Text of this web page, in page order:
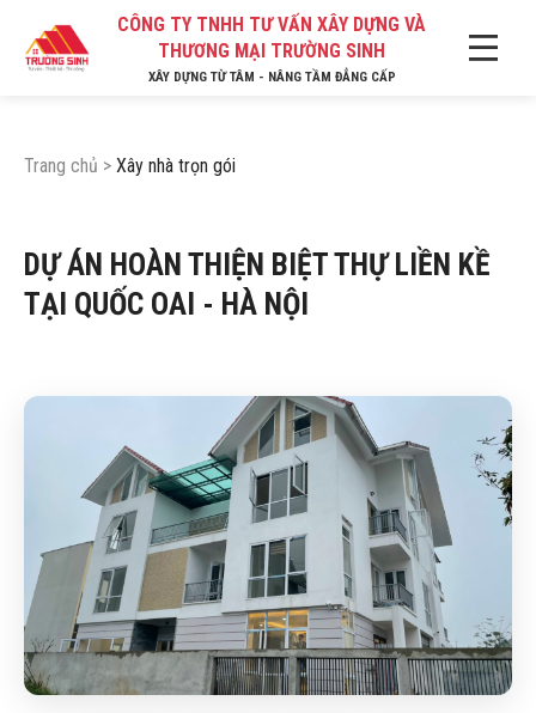
CÔNG TY TNHH TƯ VẤN XÂY DỰNG VÀ
THƯƠNG MẠI TRƯỜNG SINH
XÂY DỰNG TỪ TÂM - NÂNG TẦM ĐẲNG CẤP
Trang chủ > Xây nhà trọn gói
DỰ ÁN HOÀN THIỆN BIỆT THỰ LIỀN KỀ
TẠI QUỐC OAI - HÀ NỘI